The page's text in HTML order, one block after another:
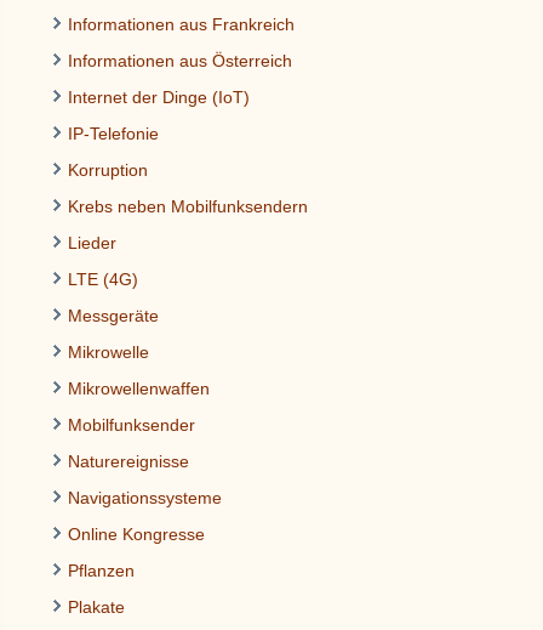
Informationen aus Frankreich
Informationen aus Österreich
Internet der Dinge (IoT)
IP-Telefonie
Korruption
Krebs neben Mobilfunksendern
Lieder
LTE (4G)
Messgeräte
Mikrowelle
Mikrowellenwaffen
Mobilfunksender
Naturereignisse
Navigationssysteme
Online Kongresse
Pflanzen
Plakate